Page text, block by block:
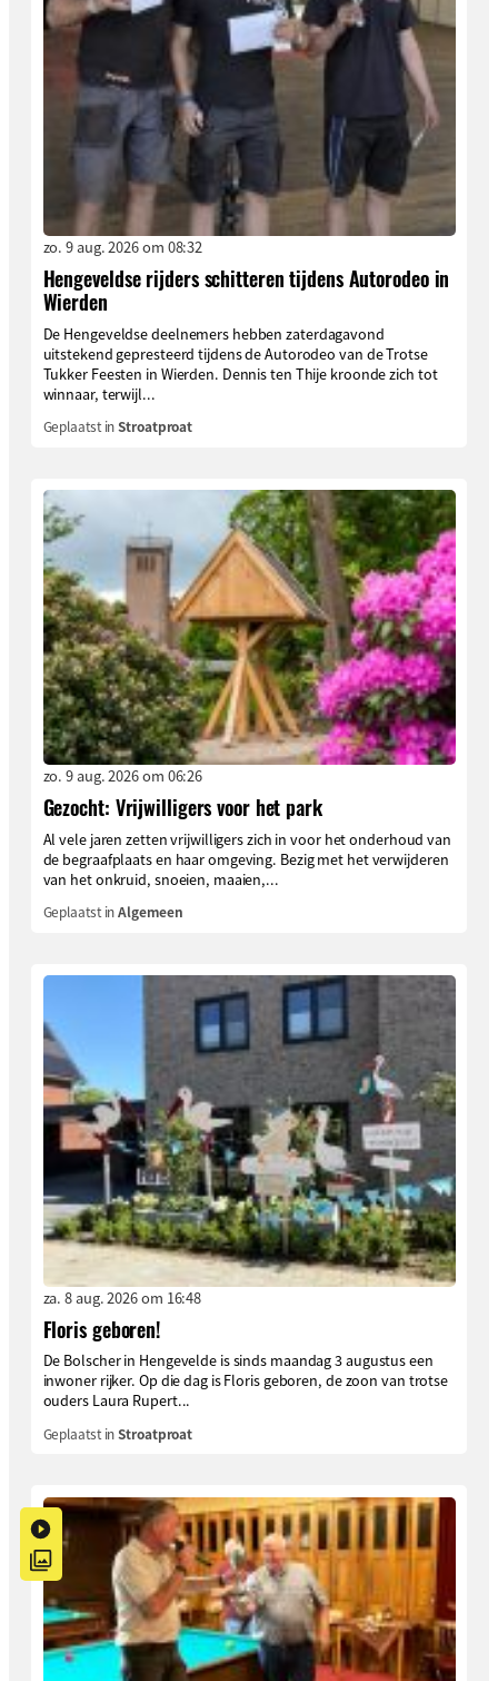
zo. 9 aug. 2026 om 08:32
Hengeveldse rijders schitteren tijdens Autorodeo in
Wierden
De Hengeveldse deelnemers hebben zaterdagavond
uitstekend gepresteerd tijdens de Autorodeo van de Trotse
Tukker Feesten in Wierden. Dennis ten Thije kroonde zich tot
winnaar, terwijl...
Geplaatst inStroatproat
zo. 9 aug. 2026 om 06:26
Gezocht: Vrijwilligers voor het park
Al vele jaren zetten vrijwilligers zich in voor het onderhoud van
de begraafplaats en haar omgeving. Bezig met het verwijderen
van het onkruid, snoeien, maaien,...
Geplaatst inAlgemeen
za. 8 aug. 2026 om 16:48
Floris geboren!
De Bolscher in Hengevelde is sinds maandag 3 augustus een
inwoner rijker. Op die dag is Floris geboren, de zoon van trotse
ouders Laura Rupert...
Geplaatst inStroatproat